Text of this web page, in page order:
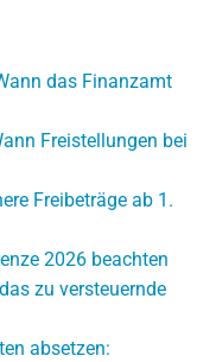
das Finanzamt
Freistellungen bei
Freibeträge ab 1.
2026 beachten
zu versteuernde
absetzen: